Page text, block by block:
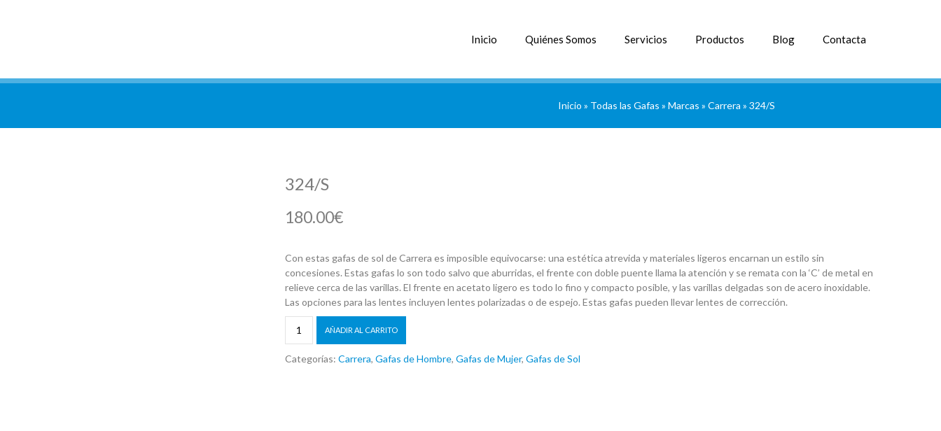
Inicio Quiénes Somos Servicios Productos Blog Contacta
Inicio » Todas las Gafas » Marcas » Carrera » 324/S
324/S
180.00€
Con estas gafas de sol de Carrera es imposible equivocarse: una estética atrevida y materiales ligeros encarnan un estilo sin
concesiones. Estas gafas lo son todo salvo que aburridas, el frente con doble puente llama la atención y se remata con la ‘C’ de metal en
relieve cerca de las varillas. El frente en acetato ligero es todo lo fino y compacto posible, y las varillas delgadas son de acero inoxidable.
Las opciones para las lentes incluyen lentes polarizadas o de espejo. Estas gafas pueden llevar lentes de corrección.
AÑADIR AL CARRITO
Categorías: Carrera, Gafas de Hombre, Gafas de Mujer, Gafas de Sol